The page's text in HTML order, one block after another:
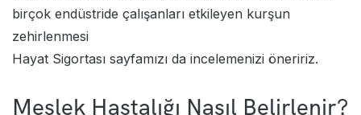
birçok endüstride çalışanları etkileyen kurşun
zehirlenmesi
Hayat Sigortası sayfamızı da incelemenizi öneririz.
Meslek Hastalığı Nasıl Belirlenir?